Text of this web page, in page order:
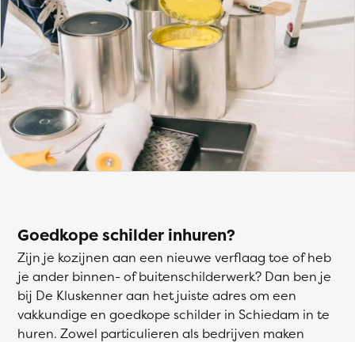
Goedkope schilder inhuren?
Zijn je kozijnen aan een nieuwe verflaag toe of heb
je ander binnen- of buitenschilderwerk? Dan ben je
bij De Kluskenner aan het juiste adres om een
vakkundige en goedkope schilder in Schiedam in te
huren. Zowel particulieren als bedrijven maken